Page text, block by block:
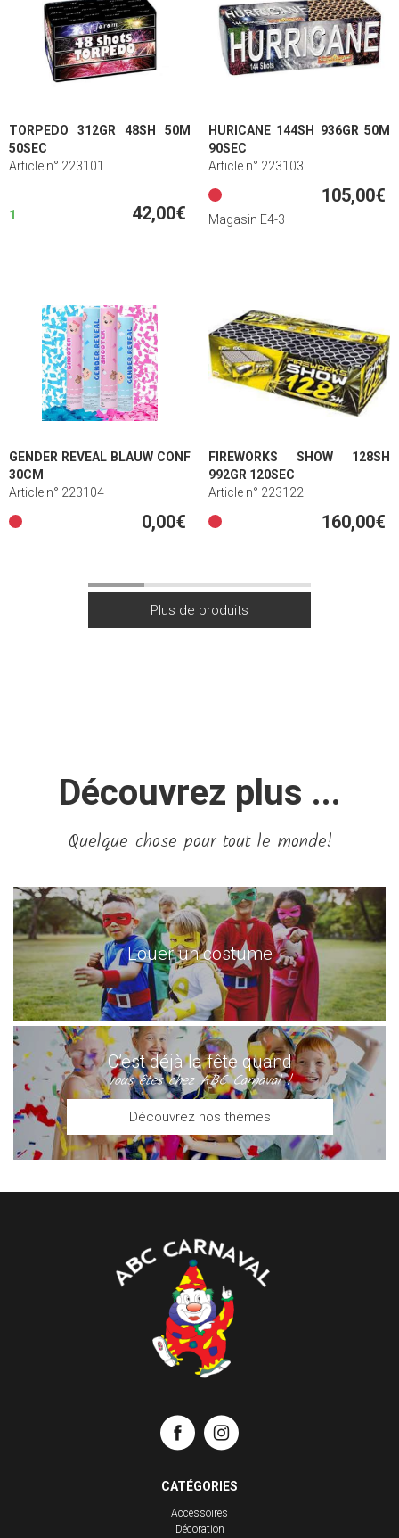
TORPEDO 312GR 48SH 50M
50SEC
Article n° 223101
1 42,00€
HURICANE 144SH 936GR 50M
90SEC
Article n° 223103
105,00€
Magasin E4-3
GENDER REVEAL BLAUW CONF
30CM
Article n° 223104
0,00€
FIREWORKS SHOW 128SH
992GR 120SEC
Article n° 223122
160,00€
Découvrez plus ...
Quelque chose pour tout le monde!
Louer un costume
C’est déjà la fête quand
vous êtes chez ABC Carnaval !
Découvrez nos thèmes
CATÉGORIES
Accessoires
Décoration